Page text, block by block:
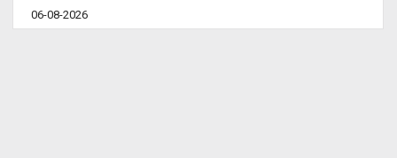
06-08-2026